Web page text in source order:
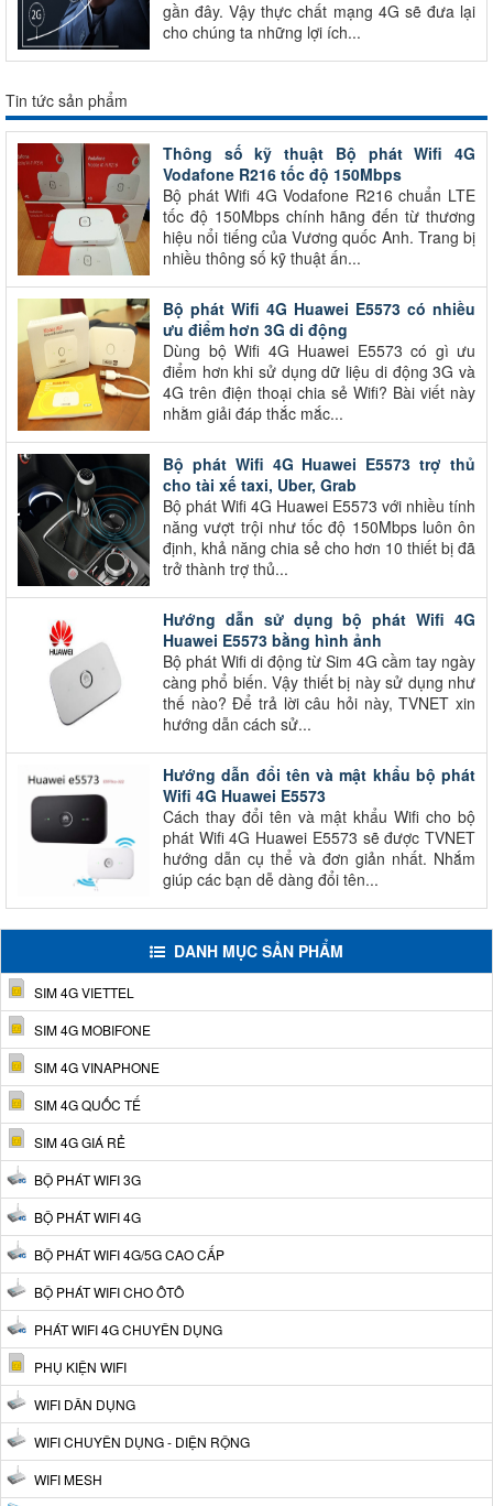
gần đây. Vậy thực chất mạng 4G sẽ đưa lại
cho chúng ta những lợi ích...
Tin tức sản phẩm
Thông số kỹ thuật Bộ phát Wifi 4G
Vodafone R216 tốc độ 150Mbps
Bộ phát Wifi 4G Vodafone R216 chuẩn LTE
tốc độ 150Mbps chính hãng đến từ thương
hiệu nổi tiếng của Vương quốc Anh. Trang bị
nhiều thông số kỹ thuật ấn...
Bộ phát Wifi 4G Huawei E5573 có nhiều
ưu điểm hơn 3G di động
Dùng bộ Wifi 4G Huawei E5573 có gì ưu
điểm hơn khi sử dụng dữ liệu di động 3G và
4G trên điện thoại chia sẻ Wifi? Bài viết này
nhằm giải đáp thắc mắc...
Bộ phát Wifi 4G Huawei E5573 trợ thủ
cho tài xế taxi, Uber, Grab
Bộ phát Wifi 4G Huawei E5573 với nhiều tính
năng vượt trội như tốc độ 150Mbps luôn ôn
định, khả năng chia sẻ cho hơn 10 thiết bị đã
trở thành trợ thủ...
Hướng dẫn sử dụng bộ phát Wifi 4G
Huawei E5573 bằng hình ảnh
Bộ phát Wifi di động từ Sim 4G cầm tay ngày
càng phổ biến. Vậy thiết bị này sử dụng như
thế nào? Để trả lời câu hỏi này, TVNET xin
hướng dẫn cách sử...
Hướng dẫn đổi tên và mật khẩu bộ phát
Wifi 4G Huawei E5573
Cách thay đổi tên và mật khẩu Wifi cho bộ
phát Wifi 4G Huawei E5573 sẽ được TVNET
hướng dẫn cụ thể và đơn giản nhất. Nhắm
giúp các bạn dễ dàng đổi tên...
DANH MỤC SẢN PHẨM
SIM 4G VIETTEL
SIM 4G MOBIFONE
SIM 4G VINAPHONE
SIM 4G QUỐC TẾ
SIM 4G GIÁ RẺ
BỘ PHÁT WIFI 3G
BỘ PHÁT WIFI 4G
BỘ PHÁT WIFI 4G/5G CAO CẤP
BỘ PHÁT WIFI CHO ÔTÔ
PHÁT WIFI 4G CHUYÊN DỤNG
PHỤ KIỆN WIFI
WIFI DÂN DỤNG
WIFI CHUYÊN DỤNG - DIỆN RỘNG
WIFI MESH